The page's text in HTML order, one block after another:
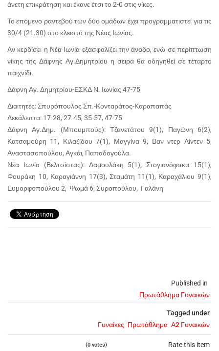
Published in
Πρωτάθλημα Γυναικών
Tagged under
Γυναίκες Πρωτάθλημα Α2 Γυναικών
Rate this item
(0 votes)
άνετη επικράτηση και έκανε έτσι το 2-0 στις νίκες.
Το επόμενο ραντεβού των δύο ομάδων έχει προγραμματιστεί για τις
30/4 (21.30) στο κλειστό της Νέας Ιωνίας.
Αν κερδίσει η Νέα Ιωνία εξασφαλίζει την άνοδο, ενώ σε περίπτωση
νίκης της Δάφνης Αγ.Δημητρίου η σειρά θα οδηγηθεί σε τέταρτο
παιχνίδι.
Δάφνη Αγ. Δημητρίου-ΕΣΚΔ Ν. Ιωνίας 47-75
Διαιτητές: Σπυρόπουλος Σπ.-Κονταράτος-Καραπαπάς
Δεκάλεπτα: 17-28, 27-45, 35-57, 47-75
Δάφνη Αγ.Δημ. (Μπουμπούς): Τζανετάτου 9(1), Παγώνη 6(2),
Κατσαμούρη 11, Κιλαζίδου 7(1), Μαγγίνα 9, Βαν ντερ Λίντεν 5,
Αναστασοπούλου, Αγκάι, Παπαδογούλα.
Νέα Ιωνία (Βελτσίστας): Δαμουλάκη 5(1), Στογιανόφσκα 15(1),
Φουράκη 10, Καραγιάννη 17(3), Σταμάτη 11(1), Καραχάλιου 9(1),
Ευμορφοπούλου 2, Ψωμά 6, Συροπούλου, Γαλάνη